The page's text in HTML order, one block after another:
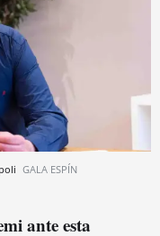
GALA ESPÍN
ante esta